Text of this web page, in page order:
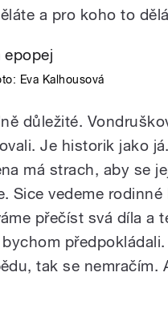
a pro koho to
Eva Kalhousová
důležité.
Je historik jako
má strach, aby se
Sice vedeme
přečíst svá díla a
tak se nemračím.